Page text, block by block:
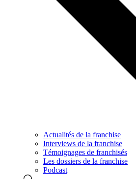
Actualités de la franchise
Interviews de la franchise
Témoignages de franchisés
Les dossiers de la franchise
Podcast